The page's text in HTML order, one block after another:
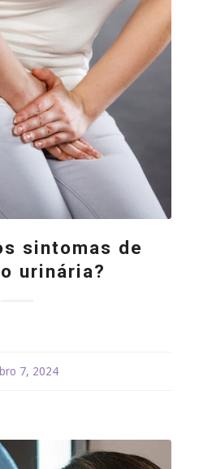
sintomas de
urinária?
7, 2024